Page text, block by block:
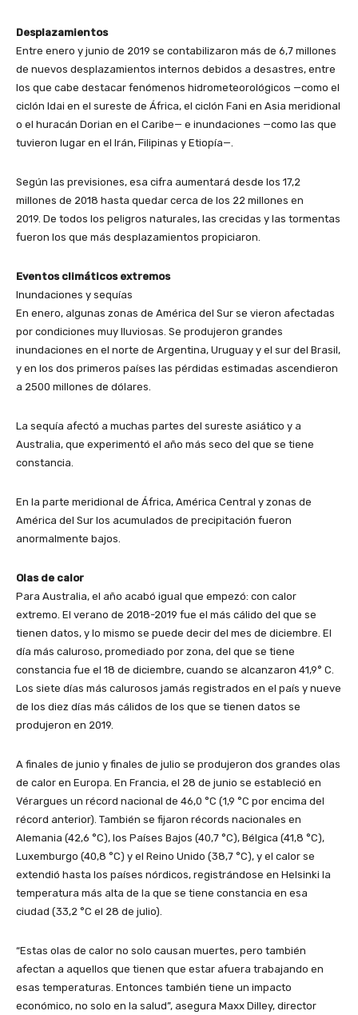
Desplazamientos
Entre enero y junio de 2019 se contabilizaron más de 6,7 millones
de nuevos desplazamientos internos debidos a desastres, entre
los que cabe destacar fenómenos hidrometeorológicos —como el
ciclón Idai en el sureste de África, el ciclón Fani en Asia meridional
o el huracán Dorian en el Caribe— e inundaciones —como las que
tuvieron lugar en el Irán, Filipinas y Etiopía—.
Según las previsiones, esa cifra aumentará desde los 17,2
millones de 2018 hasta quedar cerca de los 22 millones en
2019. De todos los peligros naturales, las crecidas y las tormentas
fueron los que más desplazamientos propiciaron.
Eventos climáticos extremos
Inundaciones y sequías
En enero, algunas zonas de América del Sur se vieron afectadas
por condiciones muy lluviosas. Se produjeron grandes
inundaciones en el norte de Argentina, Uruguay y el sur del Brasil,
y en los dos primeros países las pérdidas estimadas ascendieron
a 2500 millones de dólares.
La sequía afectó a muchas partes del sureste asiático y a
Australia, que experimentó el año más seco del que se tiene
constancia.
En la parte meridional de África, América Central y zonas de
América del Sur los acumulados de precipitación fueron
anormalmente bajos.
Olas de calor
Para Australia, el año acabó igual que empezó: con calor
extremo. El verano de 2018-2019 fue el más cálido del que se
tienen datos, y lo mismo se puede decir del mes de diciembre. El
día más caluroso, promediado por zona, del que se tiene
constancia fue el 18 de diciembre, cuando se alcanzaron 41,9° C.
Los siete días más calurosos jamás registrados en el país y nueve
de los diez días más cálidos de los que se tienen datos se
produjeron en 2019.
A finales de junio y finales de julio se produjeron dos grandes olas
de calor en Europa. En Francia, el 28 de junio se estableció en
Vérargues un récord nacional de 46,0 °C (1,9 °C por encima del
récord anterior). También se fijaron récords nacionales en
Alemania (42,6 °C), los Países Bajos (40,7 °C), Bélgica (41,8 °C),
Luxemburgo (40,8 °C) y el Reino Unido (38,7 °C), y el calor se
extendió hasta los países nórdicos, registrándose en Helsinki la
temperatura más alta de la que se tiene constancia en esa
ciudad (33,2 °C el 28 de julio).
“Estas olas de calor no solo causan muertes, pero también
afectan a aquellos que tienen que estar afuera trabajando en
esas temperaturas. Entonces también tiene un impacto
económico, no solo en la salud”, asegura Maxx Dilley, director